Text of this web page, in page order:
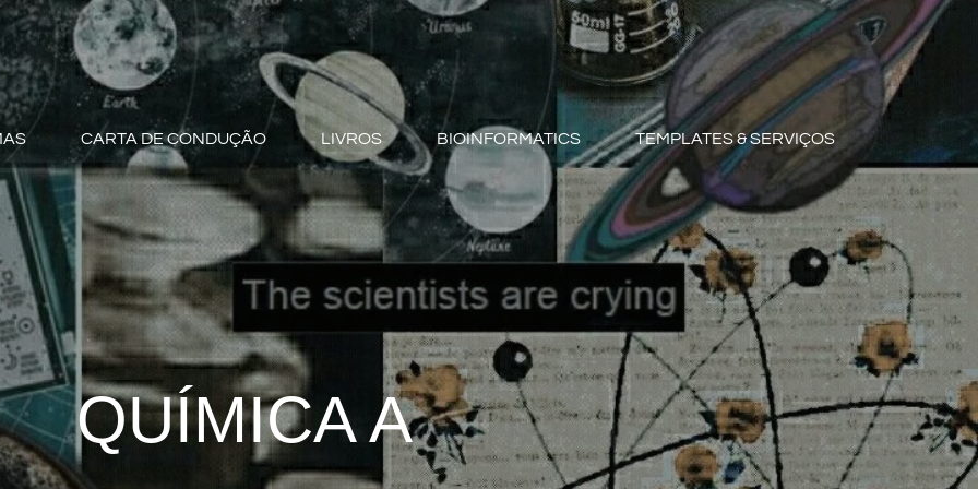
CARTA DE CONDUÇÃO LIVROS BIOINFORMATICS TEMPLATES & SERVIÇOS
QUÍMICA A